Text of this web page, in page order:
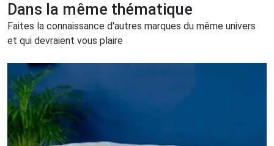
Dans la même thématique
Faites la connaissance d'autres marques du même univers
et qui devraient vous plaire